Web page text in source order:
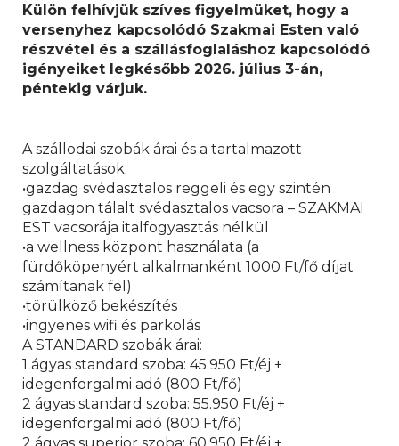
Külön felhívjük szíves figyelmüket, hogy a
versenyhez kapcsolódó Szakmai Esten való
részvétel és a szállásfoglaláshoz kapcsolódó
igényeiket legkésőbb 2026. július 3-án,
péntekig várjuk.
A szállodai szobák árai és a tartalmazott
szolgáltatások:
•gazdag svédasztalos reggeli és egy szintén
gazdagon tálalt svédasztalos vacsora – SZAKMAI
EST vacsorája italfogyasztás nélkül
•a wellness központ használata (a
fürdőköpenyért alkalmanként 1000 Ft/fő díjat
számítanak fel)
•törülköző bekészítés
•ingyenes wifi és parkolás
A STANDARD szobák árai:
1 ágyas standard szoba: 45.950 Ft/éj +
idegenforgalmi adó (800 Ft/fő)
2 ágyas standard szoba: 55.950 Ft/éj +
idegenforgalmi adó (800 Ft/fő)